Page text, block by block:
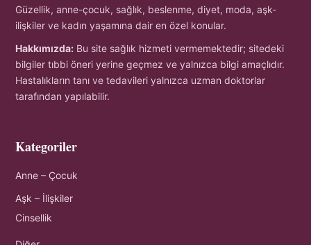
Güzellik, anne-çocuk, sağlık, beslenme, diyet, moda, aşk-
ilişkiler ve kadın yaşamına dair en özel konular.
Hakkımızda: Bu site sağlık hizmeti vermemektedir; sitedeki
bilgiler tıbbi öneri yerine geçmez ve yalnızca bilgi amaçlıdır.
Hastalıkların tanı ve tedavileri yalnızca uzman doktorlar
tarafından yapılabilir.
Kategoriler
Anne – Çocuk
Aşk – İlişkiler
Cinsellik